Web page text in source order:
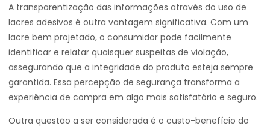
A transparentização das informações através do uso de
lacres adesivos é outra vantagem significativa. Com um
lacre bem projetado, o consumidor pode facilmente
identificar e relatar quaisquer suspeitas de violação,
assegurando que a integridade do produto esteja sempre
garantida. Essa percepção de segurança transforma a
experiência de compra em algo mais satisfatório e seguro.
Outra questão a ser considerada é o custo-benefício do